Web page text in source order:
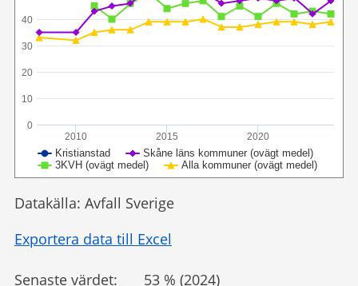
Kristianstad
Skåne läns kommuner (ovägt medel)
3KVH (ovägt medel)
Alla kommuner (ovägt medel)
2010 2015 2020
0
10
20
30
40
Datakälla: Avfall Sverige
Exportera data till Excel
Senaste värdet:
53 % (2024)